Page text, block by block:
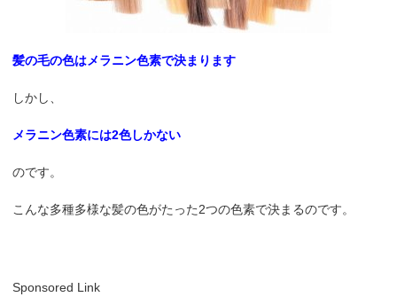
髪の毛の色はメラニン色素で決まります
しかし、
メラニン色素には2色しかない
のです。
こんな多種多様な髪の色がたった2つの色素で決まるのです。
Sponsored Link